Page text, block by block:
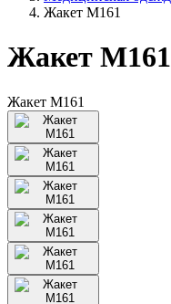
Жакет М161
Жакет М161
Жакет М161